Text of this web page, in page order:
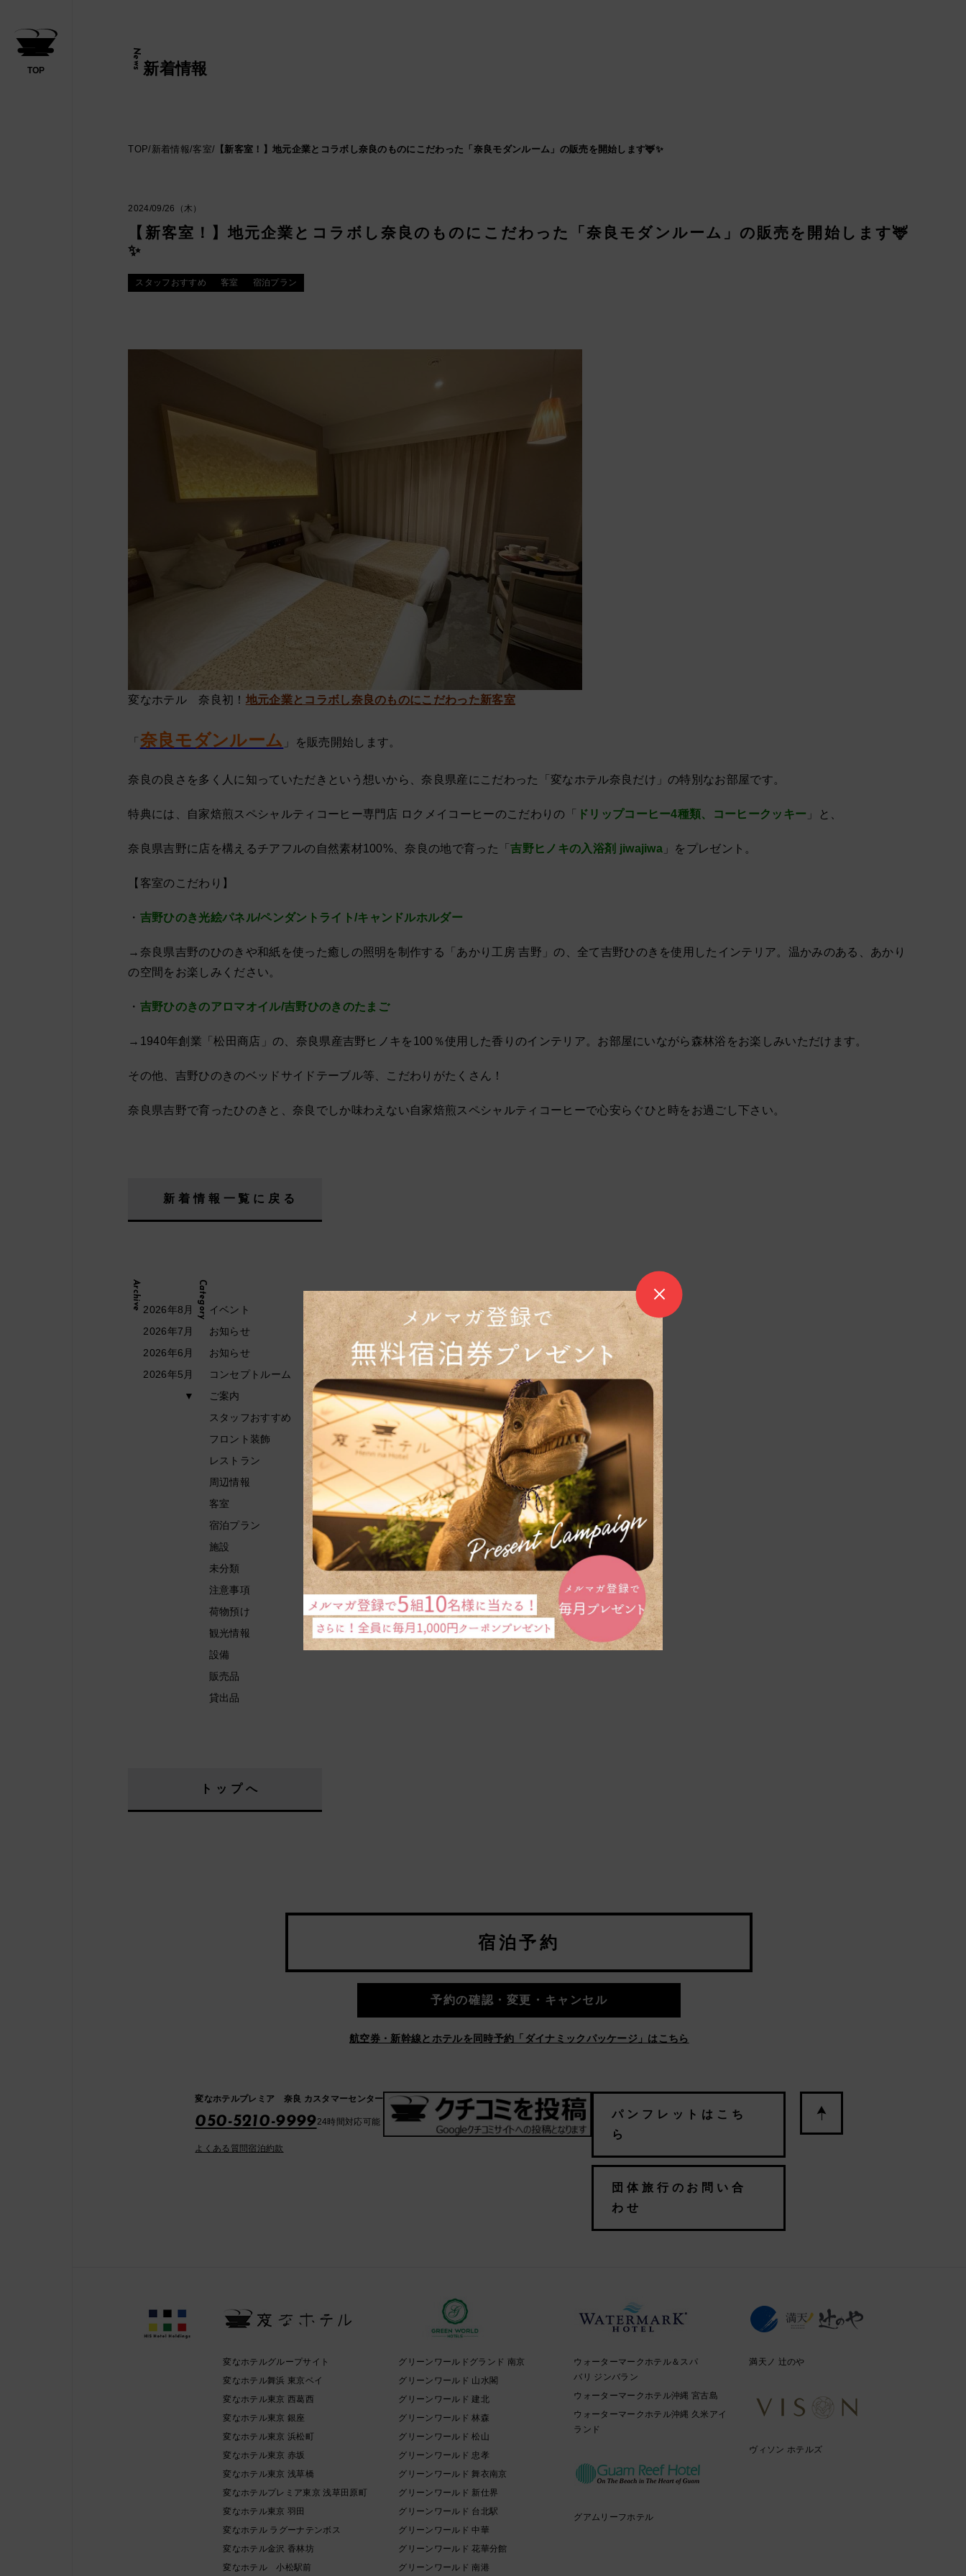
TOP
News新着情報
TOP/新着情報/客室/ 【新客室！】地元企業とコラボし奈良のものにこだわった「奈良モダンルーム」の販売を開始します🦌✨
2024/09/26（木）
【新客室！】地元企業とコラボし奈良のものにこだわった「奈良モダンルーム」の販売を開始します🦌
✨
スタッフおすすめ 客室 宿泊プラン
変なホテル 奈良初！ 地元企業とコラボし奈良のものにこだわった新客室
「 奈良モダンルーム 」を販売開始します。
奈良の良さを多く人に知っていただきという想いから、奈良県産にこだわった「変なホテル奈良だけ」の特別なお部屋です。
特典には、自家焙煎スペシャルティコーヒー専門店 ロクメイコーヒーのこだわりの「 ドリップコーヒー4種類、コーヒークッキー 」と、
奈良県吉野に店を構えるチアフルの自然素材100%、奈良の地で育った「吉野ヒノキの入浴剤 jiwajiwa 」をプレゼント。
【客室のこだわり】
・ 吉野ひのき光絵パネル/ペンダントライト/キャンドルホルダー
→奈良県吉野のひのきや和紙を使った癒しの照明を制作する「あかり工房 吉野」の、全て吉野ひのきを使用したインテリア。温かみのある、あかり
の空間をお楽しみください。
・ 吉野ひのきのアロマオイル/吉野ひのきのたまご
→1940年創業「松田商店」の、奈良県産吉野ヒノキを100％使用した香りのインテリア。お部屋にいながら森林浴をお楽しみいただけます。
その他、吉野ひのきのベッドサイドテーブル等、こだわりがたくさん！
奈良県吉野で育ったひのきと、奈良でしか味わえない自家焙煎スペシャルティコーヒーで心安らぐひと時をお過ごし下さい。
新着情報一覧に戻る
Archive 2026年8月
2026年7月
2026年6月
2026年5月
▼
Category イベント
お知らせ
お知らせ
コンセプトルーム
ご案内
スタッフおすすめ
フロント装飾
レストラン
周辺情報
客室
宿泊プラン
施設
未分類
注意事項
荷物預け
観光情報
設備
販売品
貸出品
トップへ
宿泊予約
予約の確認・変更・キャンセル
航空券・新幹線とホテルを同時予約「ダイナミックパッケージ」はこちら
変なホテルプレミア 奈良 カスタマーセンター
050-5210-999924時間対応可能
よくある質問宿泊約款
パンフレットはこち
ら
団体旅行のお問い合
わせ
変なホテルグループサイト
変なホテル舞浜 東京ベイ
変なホテル東京 西葛西
変なホテル東京 銀座
変なホテル東京 浜松町
変なホテル東京 赤坂
変なホテル東京 浅草橋
変なホテルプレミア東京 浅草田原町
変なホテル東京 羽田
変なホテル ラグーナテンボス
変なホテル金沢 香林坊
変なホテル 小松駅前
グリーンワールドグランド 南京
グリーンワールド 山水閣
グリーンワールド 建北
グリーンワールド 林森
グリーンワールド 松山
グリーンワールド 忠孝
グリーンワールド 舞衣南京
グリーンワールド 新仕界
グリーンワールド 台北駅
グリーンワールド 中華
グリーンワールド 花華分館
グリーンワールド 南港
ウォーターマークホテル＆スパ
バリ ジンバラン
ウォーターマークホテル沖縄 宮古島
ウォーターマークホテル沖縄 久米アイ
ランド
グアムリーフホテル
満天ノ 辻のや
ヴィソン ホテルズ